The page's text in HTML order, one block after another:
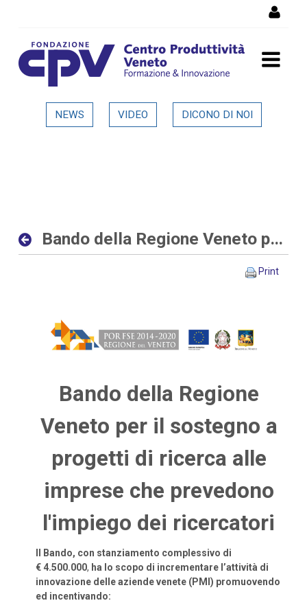
Bando della Regione Veneto
NEWS VIDEO DICONO DI NOI
Bando della Regione Veneto per progetti di ricerca alle imprese
Print
Bando della Regione
Veneto per il sostegno a
progetti di ricerca alle
imprese che prevedono
l'impiego dei ricercatori
Il Bando, con stanziamento complessivo di
€ 4.500.000, ha lo scopo di incrementare l’attività di
innovazione delle aziende venete (PMI) promuovendo
ed incentivando: